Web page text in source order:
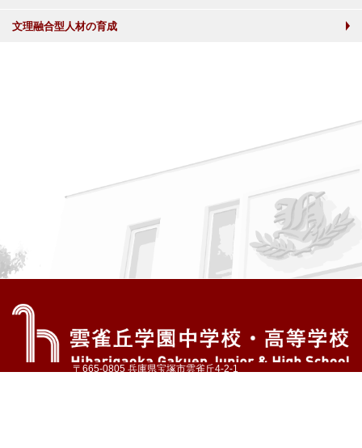
文理融合型人材の育成
〒665-0805 兵庫県宝塚市雲雀丘4-2-1